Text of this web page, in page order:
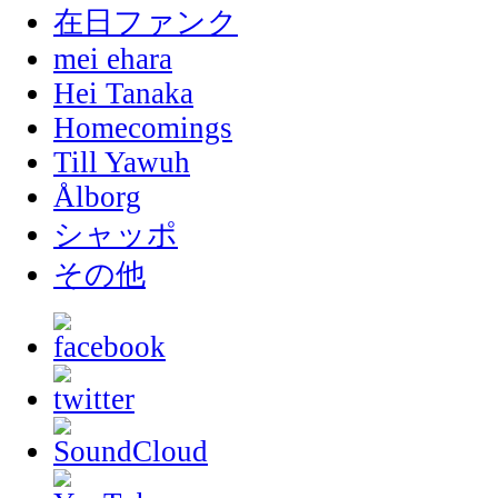
在日ファンク
mei ehara
Hei Tanaka
Homecomings
Till Yawuh
Ålborg
シャッポ
その他